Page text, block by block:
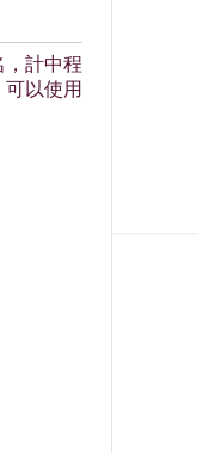
，計中程
以使用